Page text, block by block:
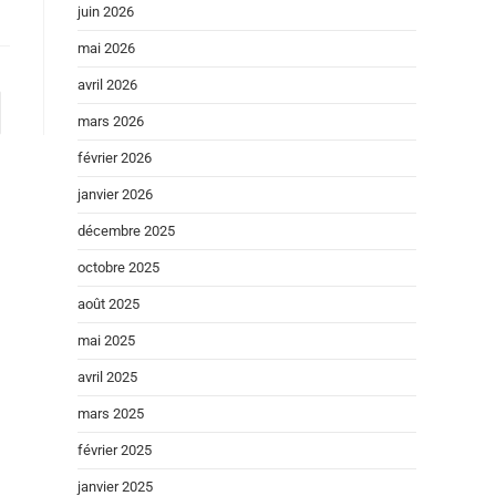
juin 2026
mai 2026
avril 2026
mars 2026
février 2026
janvier 2026
décembre 2025
octobre 2025
août 2025
mai 2025
avril 2025
mars 2025
février 2025
janvier 2025